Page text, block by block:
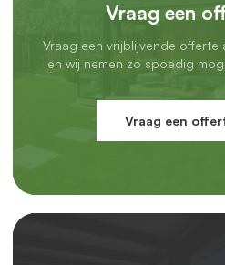
Vraag een
Vraag een vrijblijvende offerte
en wij nemen zo spoedig
Vraag een